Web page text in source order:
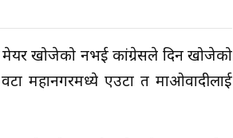
मेयर खोजेको नभई कांग्रेसले दिन खोजेको
महानगरमध्ये एउटा त माओवादीलाई